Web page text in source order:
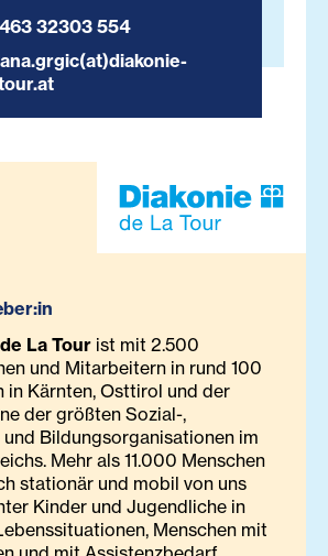
32303 554
La Tour ist mit 2.500
und Mitarbeitern in rund 100
in Kärnten, Osttirol und der
der größten Sozial-,
Bildungsorganisationen im
Mehr als 11.000 Menschen
stationär und mobil von uns
Kinder und Jugendliche in
Menschen mit